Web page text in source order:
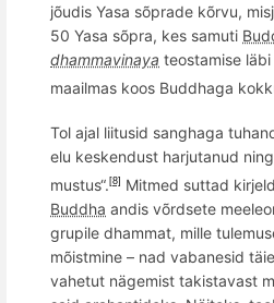
jõudis Yasa sõprade kõrvu,
50 Yasa sõpra, kes samuti
dhammavinaya teostamise
maailmas koos Buddhaga
Tol ajal liitusid sanghaga
elu keskendust harjutanud
mustus“. [8]
Mitmed suttad
Buddha andis võrdsete
grupile dhammat, mille
mõistmine – nad vabanesid
vahetut nägemist takistavast